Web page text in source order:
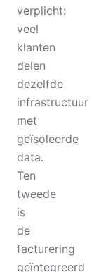
verplicht:
veel
klanten
delen
dezelfde
infrastructuur
met
geïsoleerde
data.
Ten
tweede
is
de
facturering
geïntegreerd